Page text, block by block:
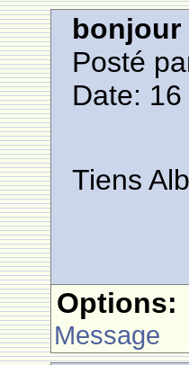
bonjour
Posté
Date:
Tiens
Options:
Message